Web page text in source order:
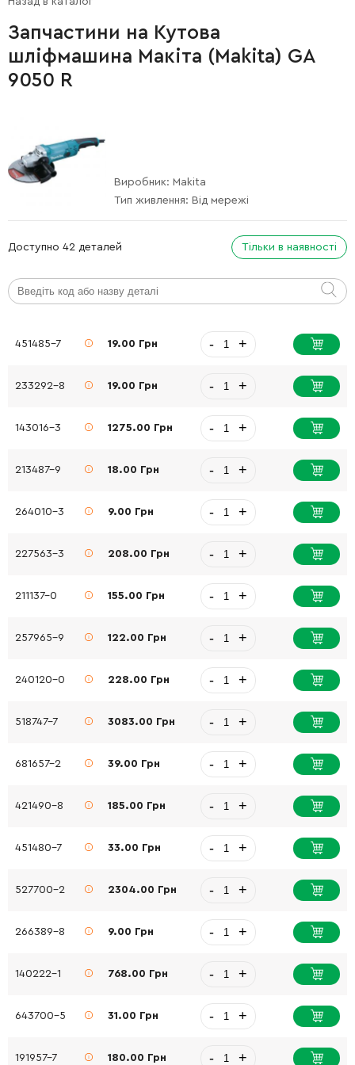
Запчастини на Кутова
шліфмашина Макіта (Makita) GA
9050 R
Виробник: Makita
Тип живлення: Від мережі
Доступно 42 деталей Тільки в наявності
451485-7 19.00 Грн - +
233292-8 19.00 Грн - +
143016-3 1275.00 Грн - +
213487-9 18.00 Грн - +
264010-3 9.00 Грн - +
227563-3 208.00 Грн - +
211137-0 155.00 Грн - +
257965-9 122.00 Грн - +
240120-0 228.00 Грн - +
518747-7 3083.00 Грн - +
681657-2 39.00 Грн - +
421490-8 185.00 Грн - +
451480-7 33.00 Грн - +
527700-2 2304.00 Грн - +
266389-8 9.00 Грн - +
140222-1 768.00 Грн - +
643700-5 31.00 Грн - +
191957-7 180.00 Грн - +